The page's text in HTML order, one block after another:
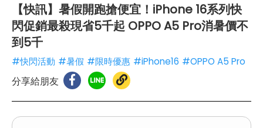
【快訊】暑假開跑搶便宜！iPhone 16系列快
閃促銷最殺現省5千起 OPPO A5 Pro消暑價不
到5千
#快閃活動 #暑假 #限時優惠 #iPhone16 #OPPO A5 Pro
分享給朋友